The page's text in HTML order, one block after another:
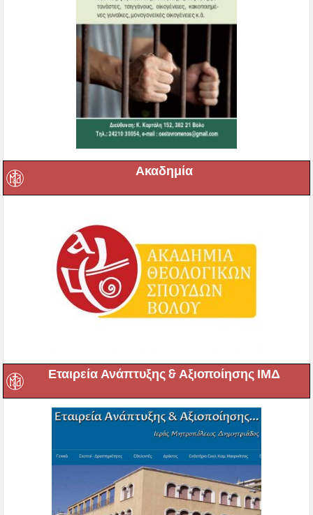
Ακαδημία
Εταιρεία Ανάπτυξης & Αξιοποίησης ΙΜΔ